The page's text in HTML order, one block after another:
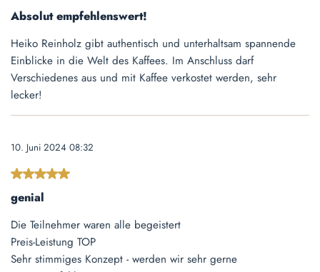
Absolut empfehlenswert!
Heiko Reinholz gibt authentisch und unterhaltsam spannende
Einblicke in die Welt des Kaffees. Im Anschluss darf
Verschiedenes aus und mit Kaffee verkostet werden, sehr
lecker!
10. Juni 2024 08:32
Bewertung mit 5 von 5 Sternen
genial
Die Teilnehmer waren alle begeistert
Preis-Leistung TOP
Sehr stimmiges Konzept - werden wir sehr gerne